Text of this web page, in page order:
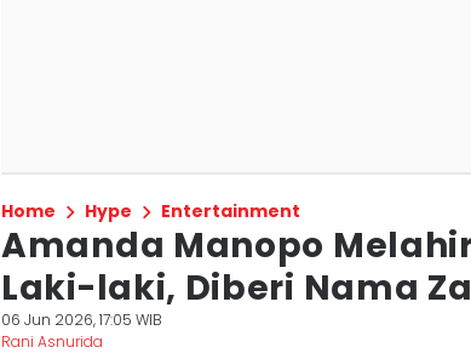
Home Hype Entertainment
Amanda Manopo
Laki-laki, Diberi Nama
06 Jun 2026, 17:05 WIB
Rani Asnurida